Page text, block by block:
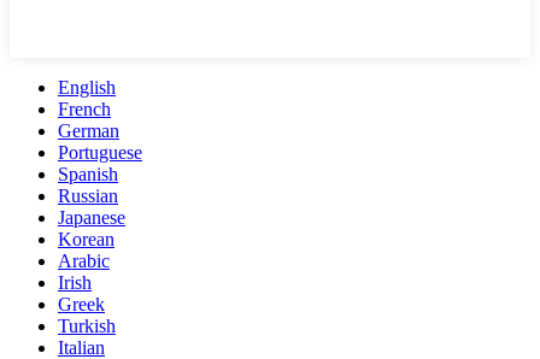
English
French
German
Portuguese
Spanish
Russian
Japanese
Korean
Arabic
Irish
Greek
Turkish
Italian